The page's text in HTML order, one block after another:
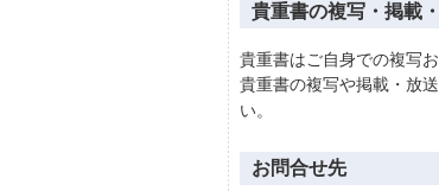
貴重書の複写・掲載
貴重書はご自身での複写
貴重書の複写や掲載・放
い。
お問合せ先